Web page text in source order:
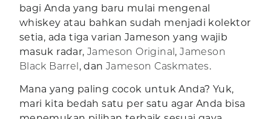
bagi Anda yang baru mulai mengenal
whiskey atau bahkan sudah menjadi kolektor
setia, ada tiga varian Jameson yang wajib
masuk radar, Jameson Original,Jameson
Black Barrel, danJameson Caskmates.
Mana yang paling cocok untuk Anda? Yuk,
mari kita bedah satu per satu agar Anda bisa